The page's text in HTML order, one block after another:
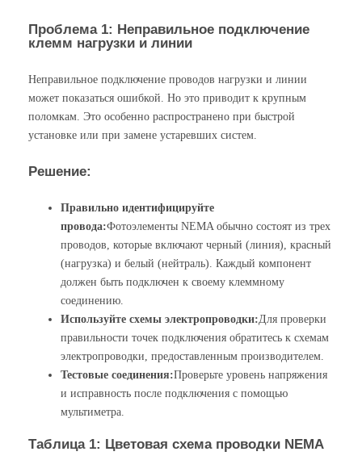
Проблема 1: Неправильное подключение
клемм нагрузки и линии
Неправильное подключение проводов нагрузки и линии
может показаться ошибкой. Но это приводит к крупным
поломкам. Это особенно распространено при быстрой
установке или при замене устаревших систем.
Решение:
Правильно идентифицируйте
провода:Фотоэлементы NEMA обычно состоят из трех
проводов, которые включают черный (линия), красный
(нагрузка) и белый (нейтраль). Каждый компонент
должен быть подключен к своему клеммному
соединению.
Используйте схемы электропроводки:Для проверки
правильности точек подключения обратитесь к схемам
электропроводки, предоставленным производителем.
Тестовые соединения:Проверьте уровень напряжения
и исправность после подключения с помощью
мультиметра.
Таблица 1: Цветовая схема проводки NEMA